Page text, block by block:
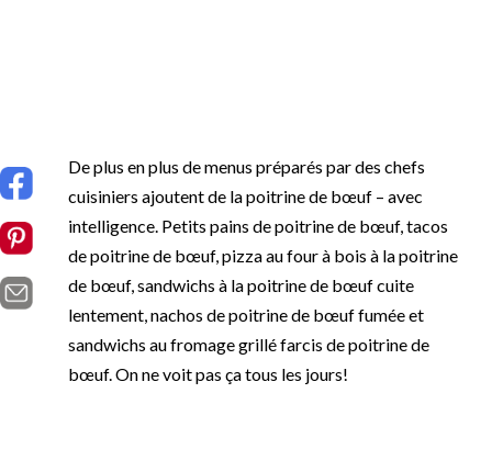
De plus en plus de menus préparés par des chefs
cuisiniers ajoutent de la poitrine de bœuf – avec
intelligence. Petits pains de poitrine de bœuf, tacos
de poitrine de bœuf, pizza au four à bois à la poitrine
de bœuf, sandwichs à la poitrine de bœuf cuite
lentement, nachos de poitrine de bœuf fumée et
sandwichs au fromage grillé farcis de poitrine de
bœuf. On ne voit pas ça tous les jours!